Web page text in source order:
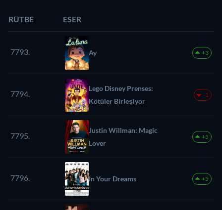
RÜTBE ESER
7793. Ay +3
7794.
Lego Disney Prenses:
Kötüler Birleşiyor
-1
7795.
Justin Willman: Magic
Lover
+5
7796. In Your Dreams +5